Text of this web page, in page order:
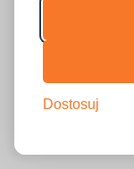
Dostosuj